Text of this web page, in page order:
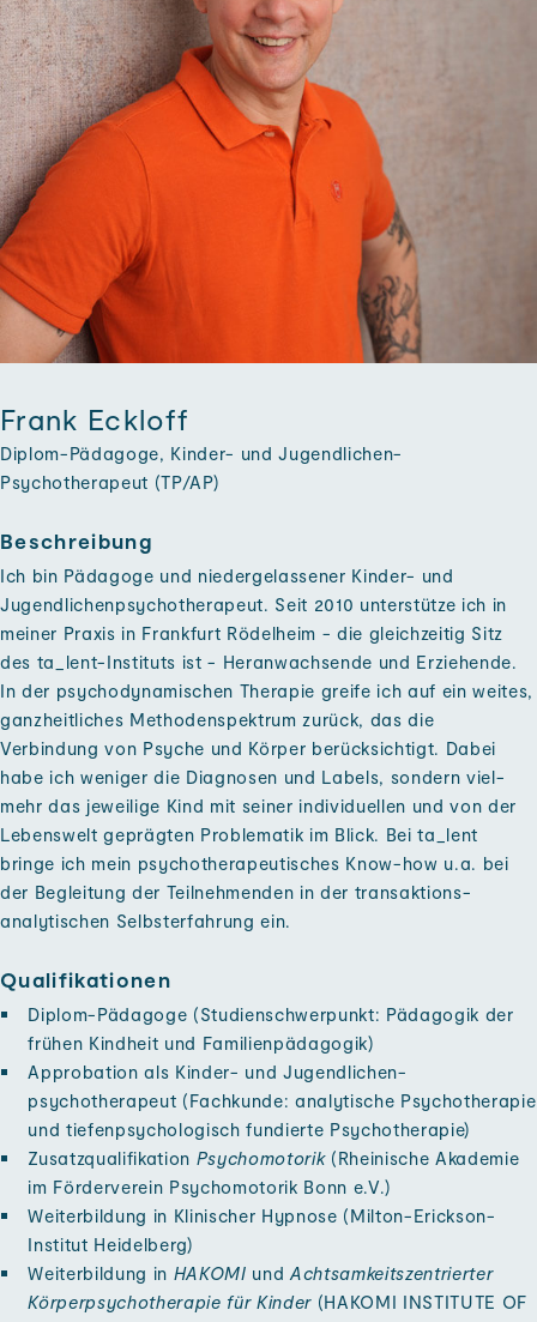
Frank Eckloff
Diplom-Pädagoge, Kinder- und Jugendlichen-
Psychotherapeut (TP/AP)
Beschreibung
Ich bin Pädagoge und nieder­gelassener Kinder- und
Jugendlichen­psychotherapeut. Seit 2010 unter­stütze ich in
meiner Praxis in Frankfurt Rödelheim - die gleich­zeitig Sitz
des ta_lent-Instituts ist - Heran­wachsende und Erziehende.
In der psycho­dynamischen Therapie greife ich auf ein weites,
ganz­heitliches Methoden­spektrum zurück, das die
Verbindung von Psyche und Körper berück­sichtigt. Da­bei
habe ich weniger die Diagnosen und Labels, sondern viel­
mehr das jeweilige Kind mit seiner individuellen und von der
Lebens­welt ge­prägten Problematik im Blick. Bei ta_lent
bringe ich mein psycho­therapeutisches Know-how u.a. bei
der Begleitung der Teil­nehmenden in der transaktions­
analytischen Selbst­erfahrung ein.
Qualifikationen
Diplom-Pädagoge (Studien­schwerpunkt: Pädagogik der
frühen Kind­heit und Familien­pädagogik)
Approbation als Kinder- und Jugendlichen­
psychotherapeut (Fach­kunde: analytische Psycho­therapie
und tiefen­psychologisch fundierte Psycho­therapie)
Zusatz­qualifikation Psycho­motorik(Rheinische Akademie
im Förder­verein Psycho­motorik Bonn e.V.)
Weiter­bildung in Klinischer Hypnose (Milton-Erickson-
Institut Heidel­berg)
Weiter­bildung in HAKOMI undAchtsamkeits­zentrierter
Körper­psychotherapie für Kinder (HAKOMI INSTITUTE OF